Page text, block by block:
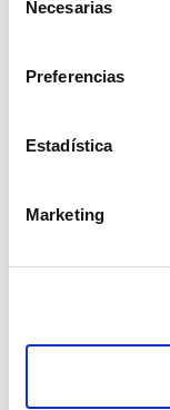
Necesarias
Preferencias
Estadística
Marketing